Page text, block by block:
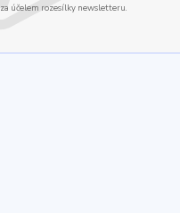
účelem rozesílky newsletteru.